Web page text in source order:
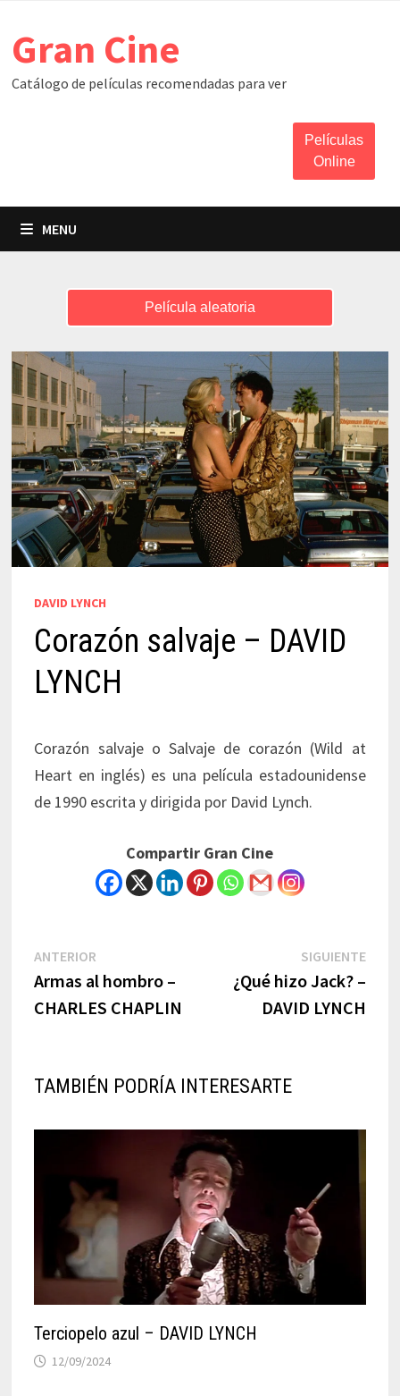
content
Gran Cine
Catálogo de películas recomendadas para ver
Películas
Online
MENU
Película aleatoria
DAVID LYNCH
Corazón salvaje – DAVID
LYNCH
Corazón salvaje o Salvaje de corazón (Wild at
Heart en inglés) es una película estadounidense
de 1990 escrita y dirigida por David Lynch.
Compartir Gran Cine
Navegación
de
ANTERIOR
post:
Armas al hombro –
CHARLES CHAPLIN
SIGUIENTENext
post:
¿Qué hizo Jack? –
DAVID LYNCH
TAMBIÉN PODRÍA INTERESARTE
Terciopelo azul – DAVID LYNCH
12/09/2024